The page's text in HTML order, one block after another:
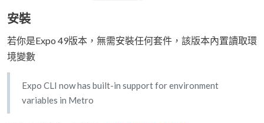
安裝
若你是Expo 49版本，無需安裝任何套件，該版本內置讀取環
境變數
Expo CLI now has built-in support for environment
variables in Metro